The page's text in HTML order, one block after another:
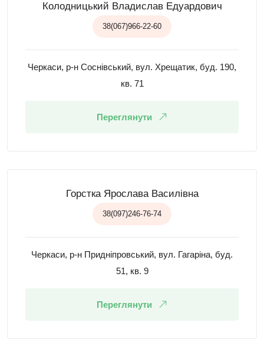
Колодницький Владислав Едуардович
38(067)966-22-60
Черкаси, р-н Соснівський, вул. Хрещатик, буд. 190,
кв. 71
Переглянути
Горстка Ярослава Василівна
38(097)246-76-74
Черкаси, р-н Придніпровський, вул. Гагаріна, буд.
51, кв. 9
Переглянути